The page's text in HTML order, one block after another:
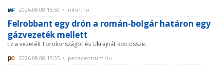
2026.08.08 15:50 • mfor.hu
Felrobbant egy drón a román-bolgár határon egy
gázvezeték mellett
Ez a vezeték Törökországot és Ukrajnát köti össze.
2026.08.08 15:35 • penzcentrum.hu